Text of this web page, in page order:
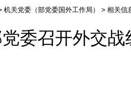
机关党委（部党委国外工作局） > 相关信
委召开外交